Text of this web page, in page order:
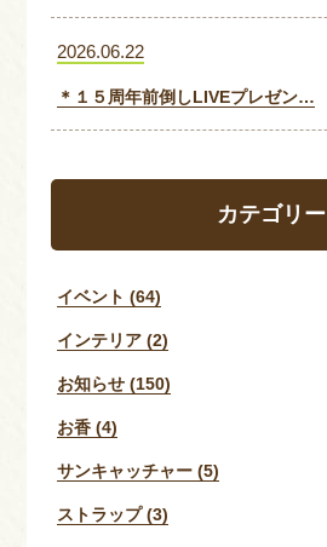
2026.06.22
＊１５周年前倒しLIVEプレゼン…
カテゴリー
イベント (64)
インテリア (2)
お知らせ (150)
お香 (4)
サンキャッチャー (5)
ストラップ (3)